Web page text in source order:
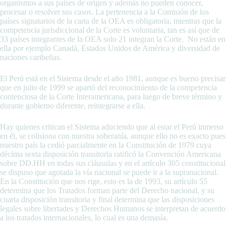
organismos a sus países de origen y además no pueden conocer,
procesar o resolver sus casos. La pertenencia a la Comisión de los
países signatarios de la carta de la OEA es obligatoria, mientras que la
competencia jurisdiccional de la Corte es voluntaria, tan es así que de
33 países integrantes de la OEA solo 21 integran la Corte. No están en
ella por ejemplo Canadá, Estados Unidos de América y diversidad de
naciones caribeñas.
El Perú está en el Sistema desde el año 1981, aunque es bueno precisar
que en julio de 1999 se apartó del reconocimiento de la competencia
contenciosa de la Corte Interamericana, para luego de breve término y
durante gobierno diferente, reintegrarse a ella.
Hay quienes critican el Sistema aduciendo que al estar el Perú inmerso
en él, se colisiona con nuestra soberanía, aunque ello no es exacto pues
nuestro país la cedió parcialmente en la Constitución de 1979 cuya
décima sexta disposición transitoria ratificó la Convención Americana
sobre DD.HH en todas sus cláusulas y en el artículo 305 constitucional
se dispuso que agotada la vía nacional se puede ir a la supranacional.
En la Constitución que nos rige, esto es la de 1993, su artículo 55
determina que los Tratados forman parte del Derecho nacional, y su
cuarta disposición transitoria y final determina que las disposiciones
legales sobre libertades y Derechos Humanos se interpretan de acuerdo
a los tratados internacionales, lo cual es una demasía.